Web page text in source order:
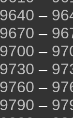
9640 –
9670 –
9700 –
9730 –
9760 –
9790 –